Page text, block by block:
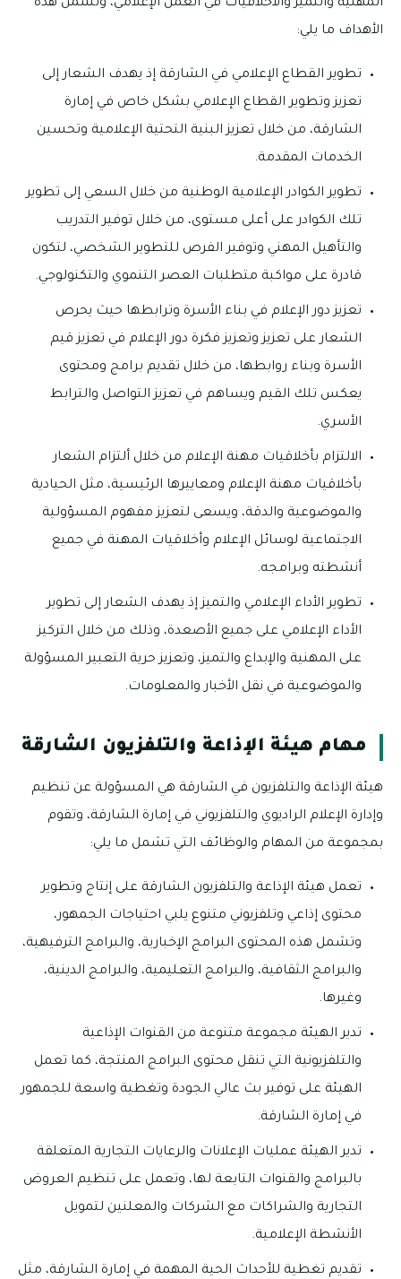
المهنية والتميز والأخلاقيات في العمل الإعلامي، وتشمل هذه
الأهداف ما يلي:
تطوير القطاع الإعلامي في الشارقة إذ يهدف الشعار إلى
تعزيز وتطوير القطاع الإعلامي بشكل خاص في إمارة
الشارقة، من خلال تعزيز البنية التحتية الإعلامية وتحسين
الخدمات المقدمة.
تطوير الكوادر الإعلامية الوطنية من خلال السعي إلى تطوير
تلك الكوادر على أعلى مستوى، من خلال توفير التدريب
والتأهيل المهني وتوفير الفرص للتطوير الشخصي، لتكون
قادرة على مواكبة متطلبات العصر التنموي والتكنولوجي.
تعزيز دور الإعلام في بناء الأسرة وترابطها حيث يحرص
الشعار على تعزيز وتعزيز فكرة دور الإعلام في تعزيز قيم
الأسرة وبناء روابطها، من خلال تقديم برامج ومحتوى
يعكس تلك القيم ويساهم في تعزيز التواصل والترابط
الأسري.
الالتزام بأخلاقيات مهنة الإعلام من خلال ألتزام الشعار
بأخلاقيات مهنة الإعلام ومعاييرها الرئيسية، مثل الحيادية
والموضوعية والدقة، ويسعى لتعزيز مفهوم المسؤولية
الاجتماعية لوسائل الإعلام وأخلاقيات المهنة في جميع
أنشطته وبرامجه.
تطوير الأداء الإعلامي والتميز إذ يهدف الشعار إلى تطوير
الأداء الإعلامي على جميع الأصعدة، وذلك من خلال التركيز
على المهنية والإبداع والتميز، وتعزيز حرية التعبير المسؤولة
والموضوعية في نقل الأخبار والمعلومات.
مهام هيئة الإذاعة والتلفزيون الشارقة
هيئة الإذاعة والتلفزيون في الشارقة هي المسؤولة عن تنظيم
وإدارة الإعلام الراديوي والتلفزيوني في إمارة الشارقة، وتقوم
بمجموعة من المهام والوظائف التي تشمل ما يلي:
تعمل هيئة الإذاعة والتلفزيون الشارقة على إنتاج وتطوير
محتوى إذاعي وتلفزيوني متنوع يلبي احتياجات الجمهور،
وتشمل هذه المحتوى البرامج الإخبارية، والبرامج الترفيهية،
والبرامج الثقافية، والبرامج التعليمية، والبرامج الدينية،
وغيرها.
تدير الهيئة مجموعة متنوعة من القنوات الإذاعية
والتلفزيونية التي تنقل محتوى البرامج المنتجة، كما تعمل
الهيئة على توفير بث عالي الجودة وتغطية واسعة للجمهور
في إمارة الشارقة.
تدير الهيئة عمليات الإعلانات والرعايات التجارية المتعلقة
بالبرامج والقنوات التابعة لها، وتعمل على تنظيم العروض
التجارية والشراكات مع الشركات والمعلنين لتمويل
الأنشطة الإعلامية.
تقديم تغطية للأحداث الحية المهمة في إمارة الشارقة، مثل